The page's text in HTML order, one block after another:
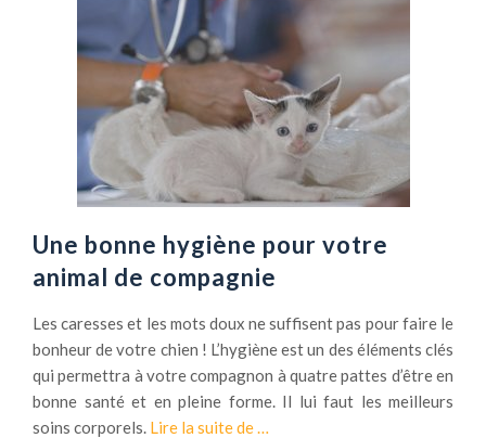
Une bonne hygiène pour votre
animal de compagnie
Les caresses et les mots doux ne suffisent pas pour faire le
bonheur de votre chien ! L’hygiène est un des éléments clés
qui permettra à votre compagnon à quatre pattes d’être en
bonne santé et en pleine forme. Il lui faut les meilleurs
soins corporels. Lire la suite de…